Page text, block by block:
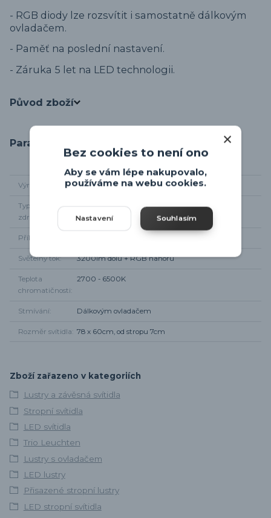
- RGB diody lze rozsvítit i samostatně dálkovým
ovladačem.
- Paměť na poslední nastavení.
- Záruka 5 let na LED technologii.
Původ zboží
Parametry
Výrobce Trio-leuchten
Typ světelného
zdroje
integrované LED
Příkon
Světelný tok 3200lm dolů + RGB nahoru
Teplota
chromatičnosti
2700 - 6500K
Stmívání Dálkovým ovladačem
Rozměr svítidla 78 x 60cm, od stropu 7cm
Zboží zařazeno v kategoriích
Lustry a závěsná svítidla
Stropní svítidla
LED svítidla
Trio Leuchten
Lustry s ovladačem
LED lustry
Přisazené stropní lustry
LED stropní svítidla
Bez cookies to není ono
Aby se vám lépe nakupovalo,
používáme na webu cookies.
Nastavení Souhlasím